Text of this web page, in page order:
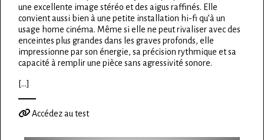
une excellente image stéréo et des aigus raffinés. Elle
convient aussi bien à une petite installation hi-fi qu’à un
usage home cinéma. Même si elle ne peut rivaliser avec des
enceintes plus grandes dans les graves profonds, elle
impressionne par son énergie, sa précision rythmique et sa
capacité à remplir une pièce sans agressivité sonore.
[...]
Accédez au test